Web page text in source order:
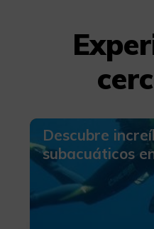
Descubre
subacuáticos